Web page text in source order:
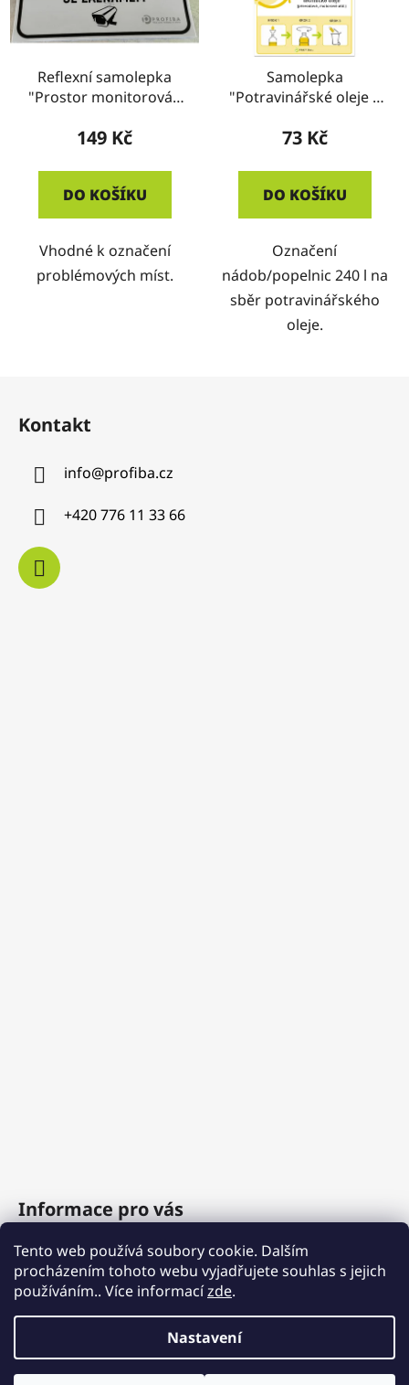
Tento web používá soubory cookie. Dalším
procházením tohoto webu vyjadřujete souhlas s jejich
používáním.. Více informacízde.
Nastavení
Reflexní samolepka
"Prostor monitorován
se záznamem"
149 Kč
DO KOŠÍKU
Vhodné k označení
problémových míst.
Samolepka
"Potravinářské oleje a
73 Kč
DO KOŠÍKU
Označení
nádob/popelnic 240 l na
sběr potravinářského
oleje.
Kontakt
info@profiba.cz
+420 776 11 33 66
Informace pro vás
O nás
Obchodní podmínky
Vytvořil Shoptet